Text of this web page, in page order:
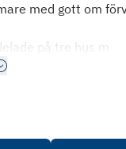
med gott om
på tre hus m